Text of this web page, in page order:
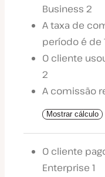
Business 2
A taxa de
período é de
O cliente
2
A comissão
Mostrar cálculo
O cliente
Enterprise 1